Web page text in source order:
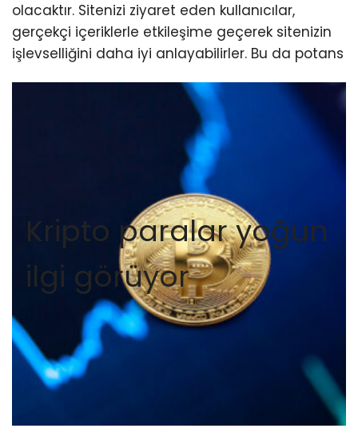
olacaktır. Sitenizi ziyaret eden kullanıcılar,
gerçekçi içeriklerle etkileşime geçerek sitenizin
işlevselliğini daha iyi anlayabilirler. Bu da potans
Kripto paralar yoğun
ilgi görüyor